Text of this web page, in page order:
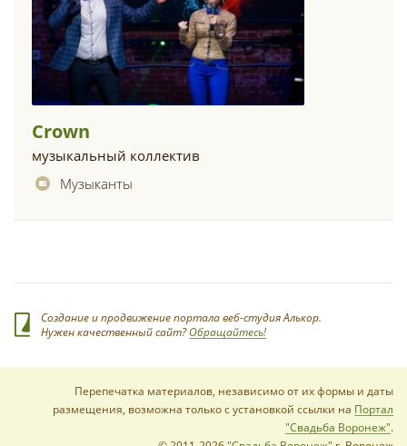
Crown
музыкальный коллектив
Музыканты
Создание и продвижение портала веб-студия Алькор.
Нужен качественный сайт?Обращайтесь!
Перепечатка материалов, независимо от их формы и даты
размещения, возможна только с установкой ссылки на Портал
"Свадьба Воронеж".